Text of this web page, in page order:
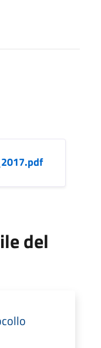
del